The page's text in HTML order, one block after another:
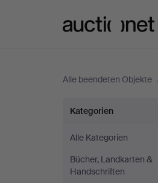
Alle beendeten Objekte
Bücher
bei
Kategorien
Alle Kategorien
Bücher, Landkarten &
Handschriften